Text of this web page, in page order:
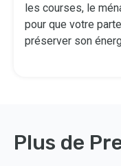
les courses, le
pour que votre
préserver son
Plus de